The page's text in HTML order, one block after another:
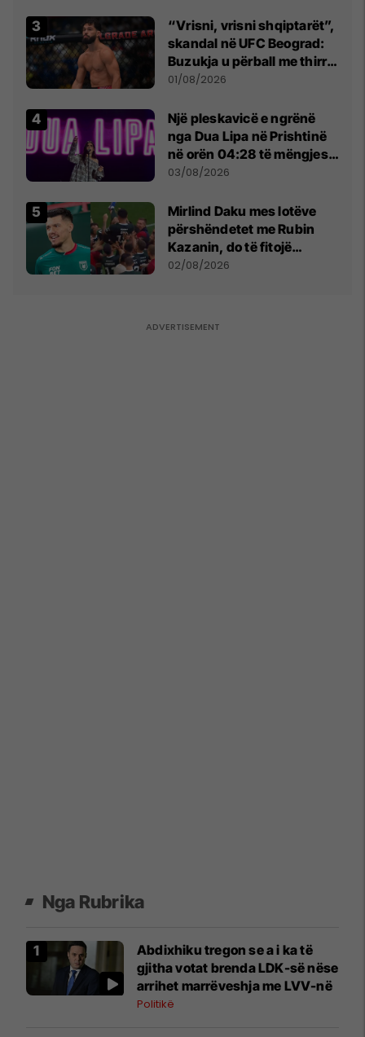
“Vrisni, vrisni shqiptarët”,
skandal në UFC Beograd:
Buzukja u përball me thirrje
anti-shqiptare nga
01/08/2026
Një pleskavicë e ngrënë
nga Dua Lipa në Prishtinë
në orën 04:28 të mëngjesit
- dhe bota digjitale serbe
03/08/2026
Mirlind Daku mes lotëve
përshëndetet me Rubin
Kazanin, do të fitojë
miliona te Spartak Moska
02/08/2026
Nga Rubrika
Abdixhiku tregon se a i ka të
gjitha votat brenda LDK-së nëse
arrihet marrëveshja me LVV-në
Politikë